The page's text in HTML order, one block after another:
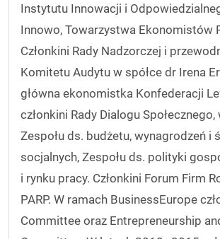
Instytutu Innowacji i
Innowo, Towarzystwa Ekonomistów
Członkini Rady Nadzorczej i
Komitetu Audytu w spółce dr Irena
główna ekonomistka Konfederacji
członkini Rady Dialogu
Zespołu ds. budżetu, wynagrodzeń i
socjalnych, Zespołu ds. polityki
i rynku pracy. Członkini Forum Firm
PARP. W ramach BusinessEurope
Committee oraz Entrepreneurship